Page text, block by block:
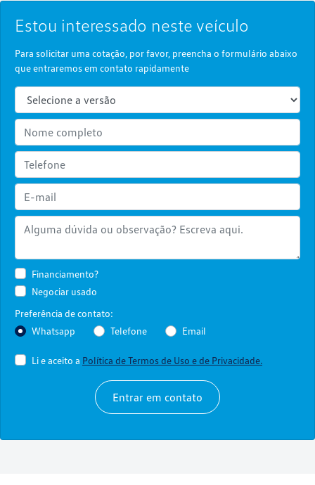
Estou interessado neste veículo
Para solicitar uma cotação, por favor, preencha o formulário abaixo
que entraremos em contato rapidamente
Financiamento?
Negociar usado
Preferência de contato:
Whatsapp
Telefone Email
Li e aceito a Política de Termos de Uso e de Privacidade.
Entrar em contato